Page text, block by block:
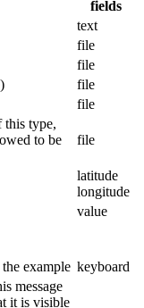
fields
text
file
file
file
file
this type,
to be
file
latitude
longitude
value
example keyboard
message
it is visible